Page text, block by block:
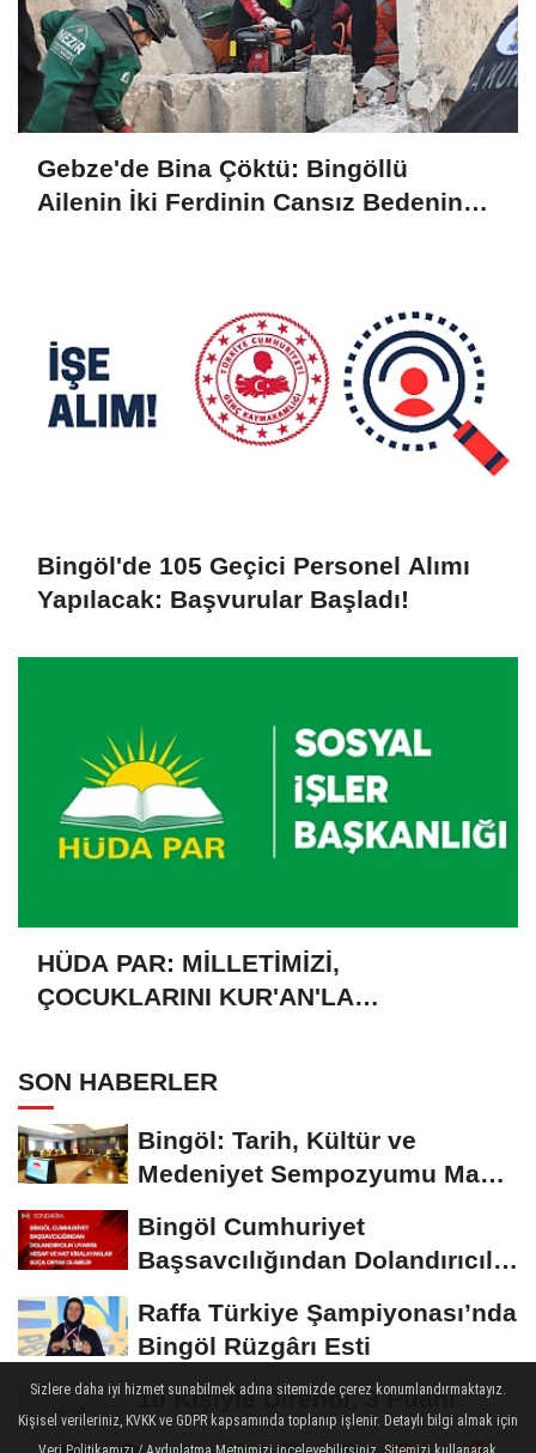
Gebze'de Bina Çöktü: Bingöllü
Ailenin İki Ferdinin Cansız Bedenine
Bingöl'de 105 Geçici Personel Alımı
Yapılacak: Başvurular Başladı!
HÜDA PAR: MİLLETİMİZİ,
ÇOCUKLARINI KUR'AN'LA
SON HABERLER
Bingöl: Tarih, Kültür ve
Medeniyet Sempozyumu Mayıs
Bingöl Cumhuriyet
Başsavcılığından Dolandırıcılık
Raffa Türkiye Şampiyonası’nda
Bingöl Rüzgârı Esti
10 Kişiyle Direndi, 3 Puanı
Aldı: 12 Bingölspor Zirvedeki
Sizlere daha iyi hizmet sunabilmek adına sitemizde çerez konumlandırmaktayız.
Kişisel verileriniz, KVKK ve GDPR kapsamında toplanıp işlenir. Detaylı bilgi almak için